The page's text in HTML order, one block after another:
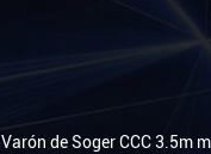
Varón de Soger CCC 3.5m